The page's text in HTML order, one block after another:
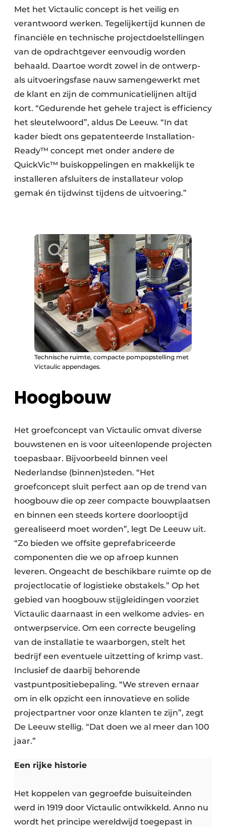
Met het Victaulic concept is het veilig en
verantwoord werken. Tegelijkertijd kunnen de
financiële en technische projectdoelstellingen
van de opdrachtgever eenvoudig worden
behaald. Daartoe wordt zowel in de ontwerp-
als uitvoeringsfase nauw samengewerkt met
de klant en zijn de communicatielijnen altijd
kort. “Gedurende het gehele traject is efficiency
het sleutelwoord”, aldus De Leeuw. “In dat
kader biedt ons gepatenteerde Installation-
Ready™ concept met onder andere de
QuickVic™ buiskoppelingen en makkelijk te
installeren afsluiters de installateur volop
gemak én tijdwinst tijdens de uitvoering.”
Technische ruimte, compacte pompopstelling met
Victaulic appendages.
Hoogbouw
Het groefconcept van Victaulic omvat diverse
bouwstenen en is voor uiteenlopende projecten
toepasbaar. Bijvoorbeeld binnen veel
Nederlandse (binnen)steden. “Het
groefconcept sluit perfect aan op de trend van
hoogbouw die op zeer compacte bouwplaatsen
en binnen een steeds kortere doorlooptijd
gerealiseerd moet worden”, legt De Leeuw uit.
“Zo bieden we offsite geprefabriceerde
componenten die we op afroep kunnen
leveren. Ongeacht de beschikbare ruimte op de
projectlocatie of logistieke obstakels.” Op het
gebied van hoogbouw stijgleidingen voorziet
Victaulic daarnaast in een welkome advies- en
ontwerpservice. Om een correcte beugeling
van de installatie te waarborgen, stelt het
bedrijf een eventuele uitzetting of krimp vast.
Inclusief de daarbij behorende
vastpuntpositiebepaling. “We streven ernaar
om in elk opzicht een innovatieve en solide
projectpartner voor onze klanten te zijn”, zegt
De Leeuw stellig. “Dat doen we al meer dan 100
jaar.”
Een rijke historie
Het koppelen van gegroefde buisuiteinden
werd in 1919 door Victaulic ontwikkeld. Anno nu
wordt het principe wereldwijd toegepast in